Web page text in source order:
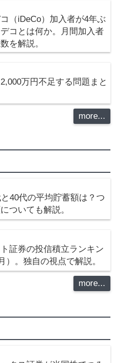
コ（iDeCo）加入者が4年ぶ
コとは何か。月間加入者
を解説。
万円不足する問題まと
more...
と40代の平均貯蓄額は？つ
ついても解説。
ト証券の投信積立ランキン
）。独自の視点で解説。
more...